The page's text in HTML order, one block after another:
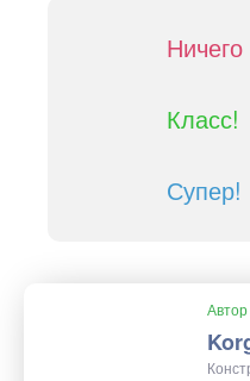
Ничего
Класс!
Супер!
Автор